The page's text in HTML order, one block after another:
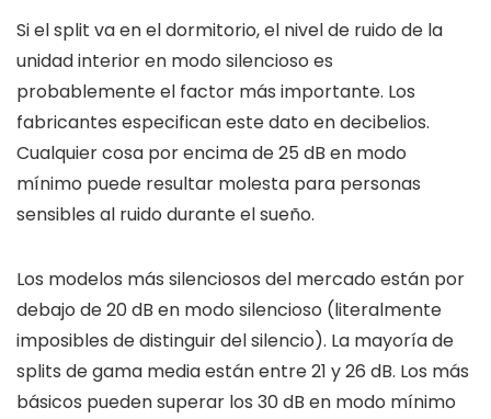
Si el split va en el dormitorio, el nivel de ruido de la
unidad interior en modo silencioso es
probablemente el factor más importante. Los
fabricantes especifican este dato en decibelios.
Cualquier cosa por encima de 25 dB en modo
mínimo puede resultar molesta para personas
sensibles al ruido durante el sueño.
Los modelos más silenciosos del mercado están por
debajo de 20 dB en modo silencioso (literalmente
imposibles de distinguir del silencio). La mayoría de
splits de gama media están entre 21 y 26 dB. Los más
básicos pueden superar los 30 dB en modo mínimo